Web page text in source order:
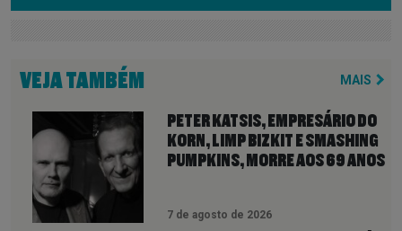
VEJA TAMBÉM MAIS
PETER KATSIS, EMPRESÁRIO DO
KORN, LIMP BIZKIT E SMASHING
PUMPKINS, MORRE AOS 69 ANOS
7 de agosto de 2026